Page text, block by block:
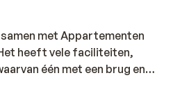
met Appartementen
heeft vele faciliteiten,
één met een brug en